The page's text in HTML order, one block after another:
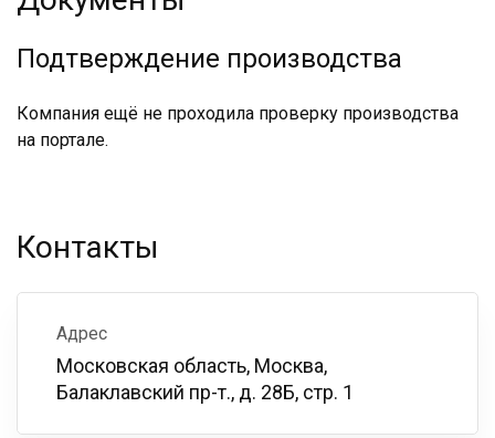
Подтверждение производства
Компания ещё не проходила проверку производства
на портале.
Контакты
Адрес
Московская область, Москва,
Балаклавский пр-т., д. 28Б, стр. 1